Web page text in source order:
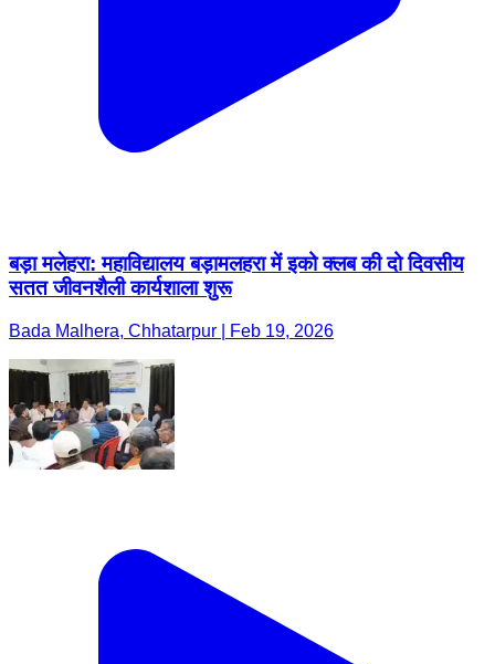
बड़ा मलेहरा: महाविद्यालय बड़ामलहरा में इको क्लब की दो दिवसीय
सतत जीवनशैली कार्यशाला शुरू
Bada Malhera, Chhatarpur | Feb 19, 2026